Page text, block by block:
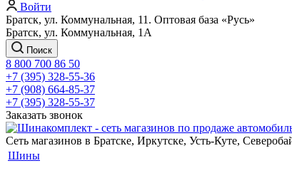
Войти
Братск, ул. Коммунальная, 11. Оптовая база «Русь»
Братск, ул. Коммунальная, 1А
Поиск
8 800 700 86 50
+7 (395) 328-55-36
+7 (908) 664-85-37
+7 (395) 328-55-37
Заказать звонок
Сеть магазинов в Братске, Иркутске, Усть-Куте,
Шины